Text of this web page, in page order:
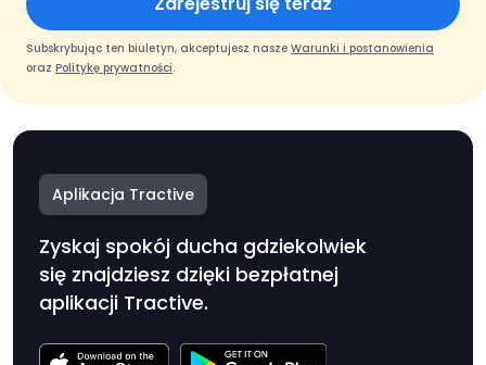
Subskrybując ten biuletyn, akceptujesz nasze Warunki i postanowienia
oraz Politykę prywatności.
Aplikacja Tractive
Zyskaj spokój ducha gdziekolwiek
się znajdziesz dzięki bezpłatnej
aplikacji Tractive.